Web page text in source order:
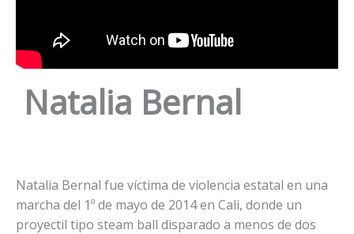
Natalia Bernal
Natalia Bernal fue víctima de violencia estatal en una
marcha del 1º de mayo de 2014 en Cali, donde un
proyectil tipo steam ball disparado a menos de dos